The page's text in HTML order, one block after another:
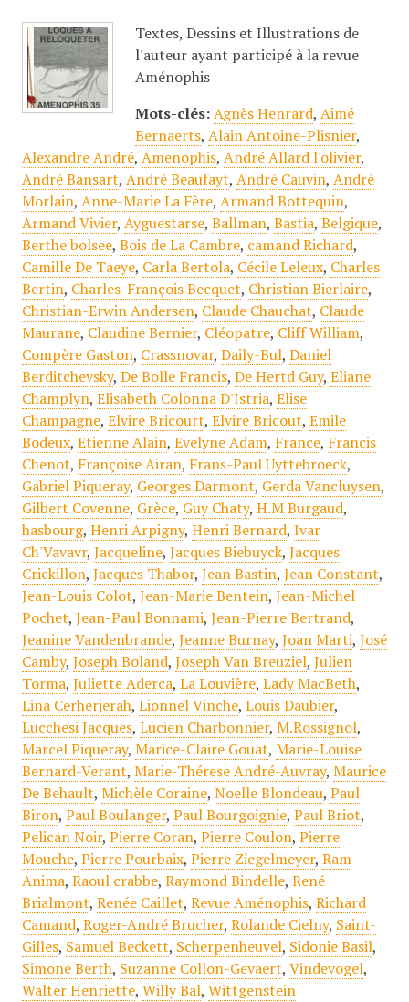
Textes, Dessins et Illustrations de
l'auteur ayant participé à la revue
Aménophis
Mots-clés: Agnès Henrard, Aimé
Bernaerts, Alain Antoine-Plisnier,
Alexandre André, Amenophis, André Allard l'olivier,
André Bansart, André Beaufayt, André Cauvin, André
Morlain, Anne-Marie La Fère, Armand Bottequin,
Armand Vivier, Ayguestarse, Ballman, Bastia, Belgique,
Berthe bolsee, Bois de La Cambre, camand Richard,
Camille De Taeye, Carla Bertola, Cécile Leleux, Charles
Bertin, Charles-François Becquet, Christian Bierlaire,
Christian-Erwin Andersen, Claude Chauchat, Claude
Maurane, Claudine Bernier, Cléopatre, Cliff William,
Compère Gaston, Crassnovar, Daily-Bul, Daniel
Berditchevsky, De Bolle Francis, De Hertd Guy, Eliane
Champlyn, Elisabeth Colonna D'Istria, Elise
Champagne, Elvire Bricourt, Elvire Bricout, Emile
Bodeux, Etienne Alain, Evelyne Adam, France, Francis
Chenot, Françoise Airan, Frans-Paul Uyttebroeck,
Gabriel Piqueray, Georges Darmont, Gerda Vancluysen,
Gilbert Covenne, Grèce, Guy Chaty, H.M Burgaud,
hasbourg, Henri Arpigny, Henri Bernard, Ivar
Ch'Vavavr, Jacqueline, Jacques Biebuyck, Jacques
Crickillon, Jacques Thabor, Jean Bastin, Jean Constant,
Jean-Louis Colot, Jean-Marie Bentein, Jean-Michel
Pochet, Jean-Paul Bonnami, Jean-Pierre Bertrand,
Jeanine Vandenbrande, Jeanne Burnay, Joan Marti, José
Camby, Joseph Boland, Joseph Van Breuziel, Julien
Torma, Juliette Aderca, La Louvière, Lady MacBeth,
Lina Cerherjerah, Lionnel Vinche, Louis Daubier,
Lucchesi Jacques, Lucien Charbonnier, M.Rossignol,
Marcel Piqueray, Marice-Claire Gouat, Marie-Louise
Bernard-Verant, Marie-Thérese André-Auvray, Maurice
De Behault, Michèle Coraine, Noelle Blondeau, Paul
Biron, Paul Boulanger, Paul Bourgoignie, Paul Briot,
Pelican Noir, Pierre Coran, Pierre Coulon, Pierre
Mouche, Pierre Pourbaix, Pierre Ziegelmeyer, Ram
Anima, Raoul crabbe, Raymond Bindelle, René
Brialmont, Renée Caillet, Revue Aménophis, Richard
Camand, Roger-André Brucher, Rolande Cielny, Saint-
Gilles, Samuel Beckett, Scherpenheuvel, Sidonie Basil,
Simone Berth, Suzanne Collon-Gevaert, Vindevogel,
Walter Henriette, Willy Bal, Wittgenstein